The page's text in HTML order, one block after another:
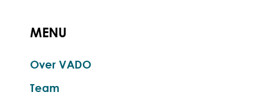
MENU
Over VADO
Team